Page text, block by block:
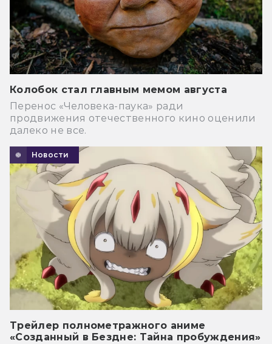
Колобок стал главным мемом августа
Перенос «Человека-паука» ради
продвижения отечественного кино оценили
далеко не все.
Новости
Трейлер полнометражного аниме
«Созданный в Бездне: Тайна пробуждения»